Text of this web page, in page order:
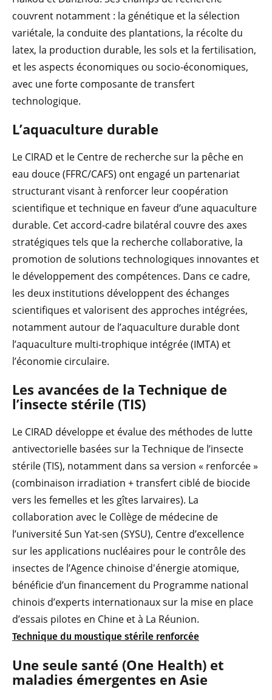
couvrent notamment : la génétique et la sélection
variétale, la conduite des plantations, la récolte du
latex, la production durable, les sols et la fertilisation,
et les aspects économiques ou socio-économiques,
avec une forte composante de transfert
technologique.
L’aquaculture durable
Le CIRAD et le Centre de recherche sur la pêche en
eau douce (FFRC/CAFS) ont engagé un partenariat
structurant visant à renforcer leur coopération
scientifique et technique en faveur d’une aquaculture
durable. Cet accord-cadre bilatéral couvre des axes
stratégiques tels que la recherche collaborative, la
promotion de solutions technologiques innovantes et
le développement des compétences. Dans ce cadre,
les deux institutions développent des échanges
scientifiques et valorisent des approches intégrées,
notamment autour de l’aquaculture durable dont
l’aquaculture multi-trophique intégrée (IMTA) et
l’économie circulaire.
Les avancées de la Technique de
l’insecte stérile (TIS)
Le CIRAD développe et évalue des méthodes de lutte
antivectorielle basées sur la Technique de l’insecte
stérile (TIS), notamment dans sa version « renforcée »
(combinaison irradiation + transfert ciblé de biocide
vers les femelles et les gîtes larvaires). La
collaboration avec le Collège de médecine de
l’université Sun Yat-sen (SYSU), Centre d’excellence
sur les applications nucléaires pour le contrôle des
insectes de l’Agence chinoise d'énergie atomique,
bénéficie d’un financement du Programme national
chinois d’experts internationaux sur la mise en place
d’essais pilotes en Chine et à La Réunion.
Technique du moustique stérile renforcée
Une seule santé (One Health) et
maladies émergentes en Asie